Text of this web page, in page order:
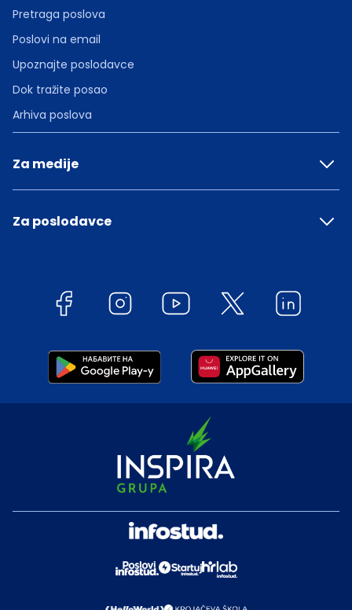
Pretraga poslova
Poslovi na email
Upoznajte poslodavce
Dok tražite posao
Arhiva poslova
Za medije
Za poslodavce